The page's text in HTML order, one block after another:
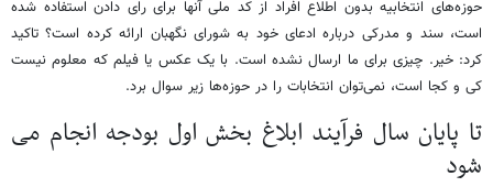
حوزه‌های انتخابیه بدون اطلاع افراد از کد ملی آنها برای رای دادن استفاده شده
است، سند و مدرکی درباره ادعای خود به شورای نگهبان ارائه کرده است؟ تاکید
کرد: خیر. چیزی برای ما ارسال نشده است. با یک عکس یا فیلم که معلوم نیست
کی و کجا است، نمی‌توان انتخابات را در حوزه‌ها زیر سوال برد.
تا پایان سال فرآیند ابلاغ بخش اول بودجه انجام می
شود